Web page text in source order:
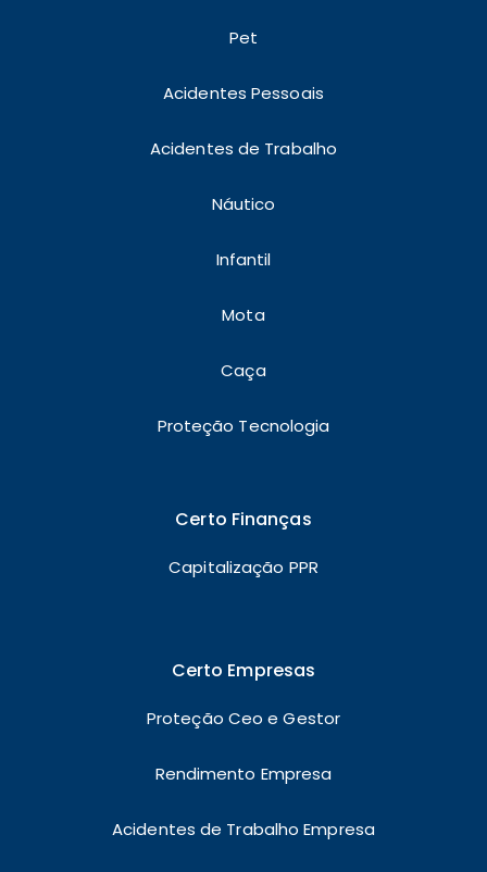
Pet
Acidentes Pessoais
Acidentes de Trabalho
Náutico
Infantil
Mota
Caça
Proteção Tecnologia
Certo Finanças
Capitalização PPR
Certo Empresas
Proteção Ceo e Gestor
Rendimento Empresa
Acidentes de Trabalho Empresa